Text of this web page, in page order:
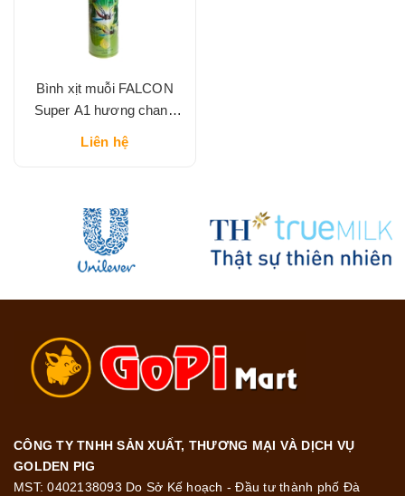
Bình xịt muỗi FALCON
Super A1 hương chanh
660ml
Liên hệ
CÔNG TY TNHH SẢN XUẤT, THƯƠNG MẠI VÀ DỊCH VỤ
GOLDEN PIG
MST: 0402138093 Do Sở Kế hoạch - Đầu tư thành phố Đà